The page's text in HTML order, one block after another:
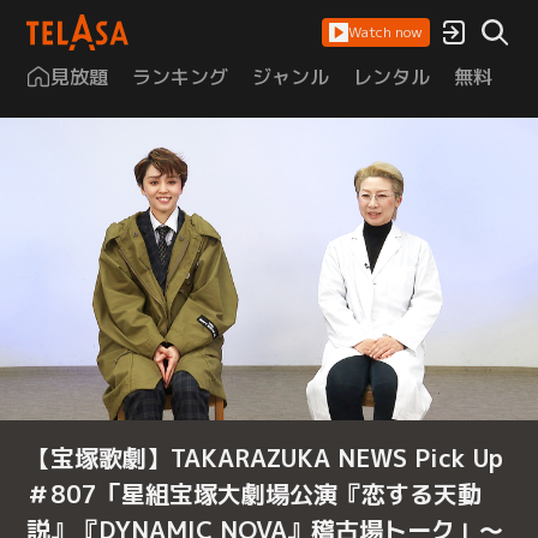
Watch now
見放題 ランキング ジャンル レンタル 無料
【宝塚歌劇】TAKARAZUKA NEWS Pick Up
＃807「星組宝塚大劇場公演『恋する天動
説』『DYNAMIC NOVA』稽古場トーク」～